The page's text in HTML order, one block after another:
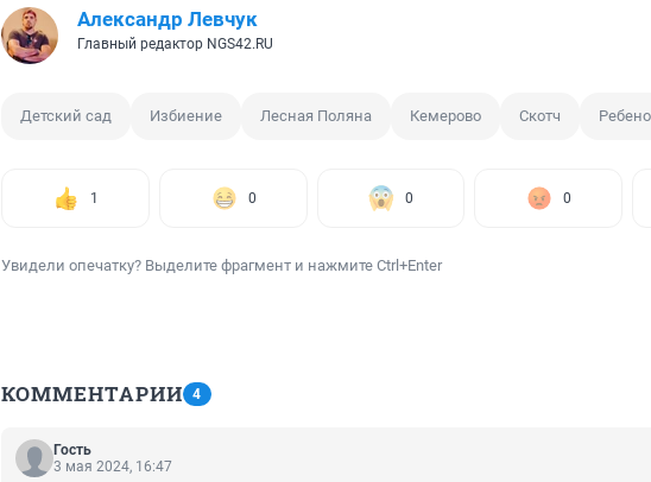
Александр Левчук
Главный редактор NGS42.RU
Детский сад Избиение Лесная Поляна Кемерово Скотч
1 0 0 0
Увидели опечатку? Выделите фрагмент и нажмите Ctrl+Enter
КОММЕНТАРИИ 4
Гость
3 мая 2024, 16:47